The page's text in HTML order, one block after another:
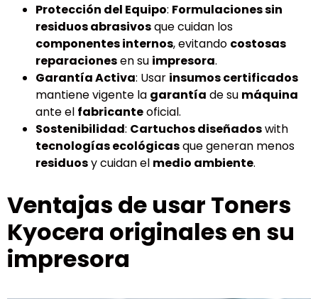
Protección del Equipo: Formulaciones sin
residuos abrasivosque cuidan los
componentes internos, evitando costosas
reparacionesen su impresora.
Garantía Activa: Usar insumos certificados
mantiene vigente la garantía de su máquina
ante el fabricanteoficial.
Sostenibilidad: Cartuchos diseñadoswith
tecnologías ecológicasque generan menos
residuosy cuidan el medio ambiente.
Ventajas de usar Toners
Kyocera originales en su
impresora